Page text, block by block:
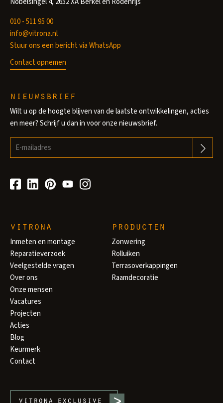
010 - 511 95 00
info@vitrona.nl
Stuur ons een bericht via WhatsApp
Contact opnemen
nieuwsbrief
Wilt u op de hoogte blijven van de laatste ontwikkelingen, acties
en meer? Schrijf u dan in voor onze nieuwsbrief.
vitrona
Inmeten en montage
Reparatieverzoek
Veelgestelde vragen
Over ons
Onze mensen
Vacatures
Projecten
Acties
Blog
Keurmerk
Contact
producten
Zonwering
Rolluiken
Terrasoverkappingen
Raamdecoratie
vitrona exclusive